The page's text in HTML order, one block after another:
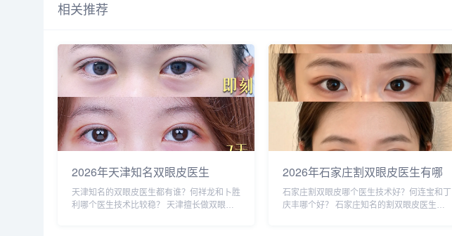
相关推荐
2026年天津知名双眼皮医生
TOP6：何祥龙、卜胜利、关迪
剑、邵妍、夏红福、毕小丽:好？
天津知名的双眼皮医生都有谁？何祥龙和卜胜
利哪个医生技术比较稳？ 天津擅长做双眼皮
2026年石家庄割双眼皮医生有哪
些？2026年石家庄双眼皮专家预
约排行榜前十名大全
石家庄割双眼皮哪个医生技术好？何连宝和丁
庆丰哪个好？ 石家庄知名的割双眼皮医生：